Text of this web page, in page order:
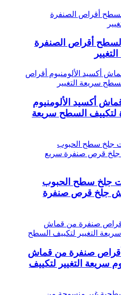
أقراص الصنفرة
أكسيد الألومنيوم
لتكييف السطح سريعة
جلخ سطح الحبوب
جلخ قرص صنفرة
صنفرة من قماش
سريعة التغيير لتكييف